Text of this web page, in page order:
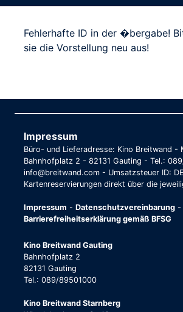
Fehlerhafte ID in der �bergabe!
sie die Vorstellung neu aus!
Impressum
Büro- und Lieferadresse: Kino Breitwand -
Bahnhofplatz 2 - 82131 Gauting - Tel.:
info@breitwand.com - Umsatzsteuer ID:
Kartenreservierungen direkt über die
Impressum - Datenschutzvereinbarung -
Barrierefreiheitserklärung gemäß BFSG
Kino Breitwand Gauting
Bahnhofplatz 2
82131 Gauting
Tel.: 089/89501000
Kino Breitwand Starnberg